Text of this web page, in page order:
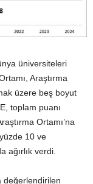
üniversiteleri
Araştırma
üzere beş boyut
toplam puanı
Ortamı’na
10 ve
ağırlık verdi.
değerlendirilen